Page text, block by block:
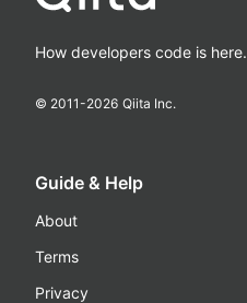
How developers code is here.
© 2011-2026 Qiita Inc.
Guide & Help
About
Terms
Privacy